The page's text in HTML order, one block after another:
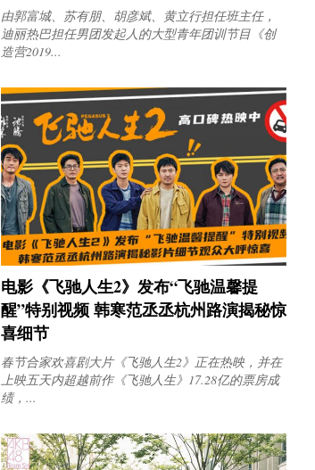
由郭富城、苏有朋、胡彦斌、黄立行担任班主任，
迪丽热巴担任男团发起人的大型青年团训节目《创
造营2019...
电影《飞驰人生2》发布“飞驰温馨提
醒”特别视频 韩寒范丞丞杭州路演揭秘惊
喜细节
春节合家欢喜剧大片《飞驰人生2》正在热映，并在
上映五天内超越前作《飞驰人生》17.28亿的票房成
绩，...